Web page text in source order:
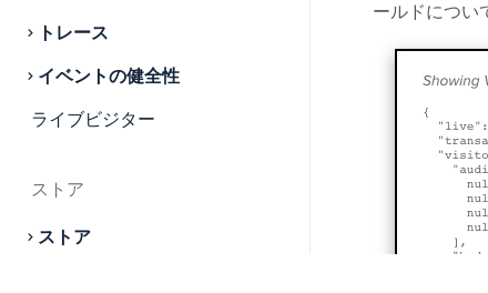
トレース
イベントの健全性
ライブビジター
ストア
ストア
ールドについ